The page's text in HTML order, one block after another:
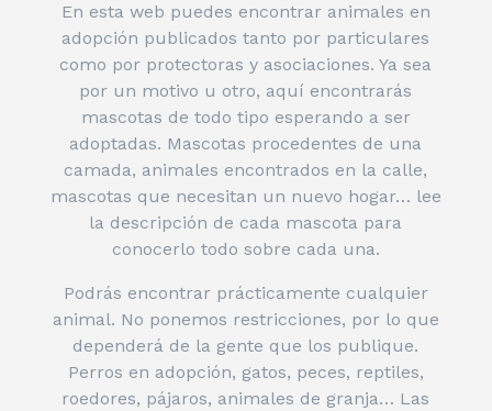
En esta web puedes encontrar animales en
adopción publicados tanto por particulares
como por protectoras y asociaciones. Ya sea
por un motivo u otro, aquí encontrarás
mascotas de todo tipo esperando a ser
adoptadas. Mascotas procedentes de una
camada, animales encontrados en la calle,
mascotas que necesitan un nuevo hogar… lee
la descripción de cada mascota para
conocerlo todo sobre cada una.
Podrás encontrar prácticamente cualquier
animal. No ponemos restricciones, por lo que
dependerá de la gente que los publique.
Perros en adopción, gatos, peces, reptiles,
roedores, pájaros, animales de granja… Las